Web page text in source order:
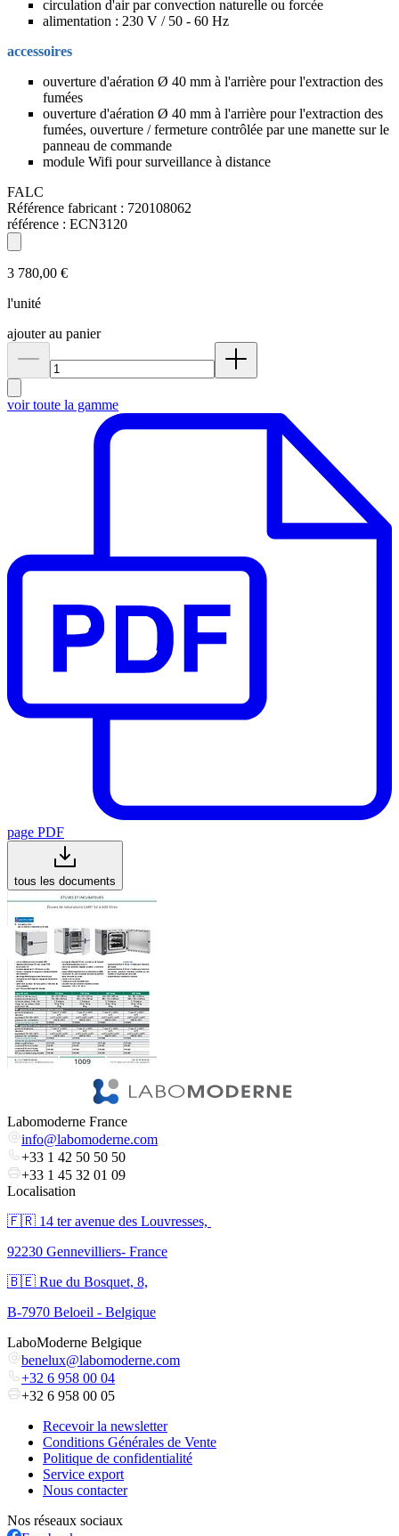
circulation d'air par convection naturelle ou forcée
alimentation : 230 V / 50 - 60 Hz
accessoires
ouverture d'aération Ø 40 mm à l'arrière pour l'extraction des
fumées
ouverture d'aération Ø 40 mm à l'arrière pour l'extraction des
fumées, ouverture / fermeture contrôlée par une manette sur le
panneau de commande
module Wifi pour surveillance à distance
FALC
Référence fabricant : 720108062
référence : ECN3120
3 780,00 €
l'unité
ajouter au panier
voir toute la gamme
page PDF
tous les documents
Labomoderne France
info@labomoderne.com
+33 1 42 50 50 50
+33 1 45 32 01 09
Localisation
🇫🇷 ​14 ter avenue des Louvresses,
92230 Gennevilliers- France
🇧🇪 Rue du Bosquet, 8,
B-7970 Beloeil - Belgique
LaboModerne Belgique
benelux@labomoderne.com
+32 6 958 00 04
+32 6 958 00 05
Recevoir la newsletter
Conditions Générales de Vente
Politique de confidentialité
Service export
Nous contacter
Nos réseaux sociaux